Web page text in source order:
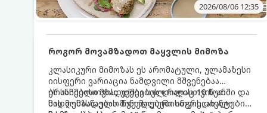
2026/08/06 12:35
როგორ მოვამზადოთ მაყვლის მიმოზა
კლასიკური მიმოზას ეს არომატული, ულამაზესი
იისფერი ვარიაცია ნამდვილი მშვენებაა
ბრანჩებისთვის, უქმეების დილისთვის ან
სადღესასწაულო წვეულებებისთვის. ახალი
ეს სასმელი მზადდება სულ რაღაც 10 წუთში და
მის მომზადებას მინიმალური ინგრედიენტები